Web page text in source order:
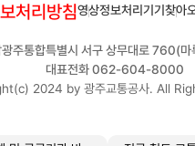
처리방침영상정보처리기기 찾아
주통합특별시 서구 상무대로 760(마
대표전화 062-604-8000
2024 by 광주교통공사. All